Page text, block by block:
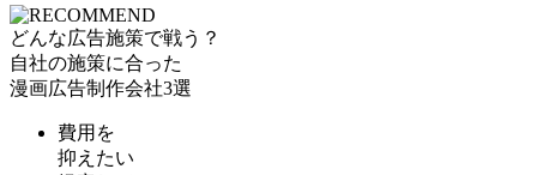
どんな広告施策で戦う？
自社の施策に合った
漫画広告制作会社3選
費用を
抑えたい